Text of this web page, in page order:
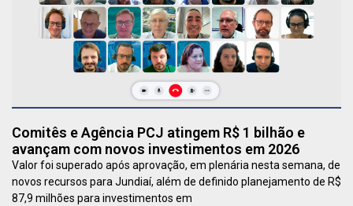
Comitês e Agência PCJ atingem R$ 1 bilhão e
avançam com novos investimentos em 2026
Valor foi superado após aprovação, em plenária nesta semana, de
novos recursos para Jundiaí, além de definido planejamento de R$
87,9 milhões para investimentos em